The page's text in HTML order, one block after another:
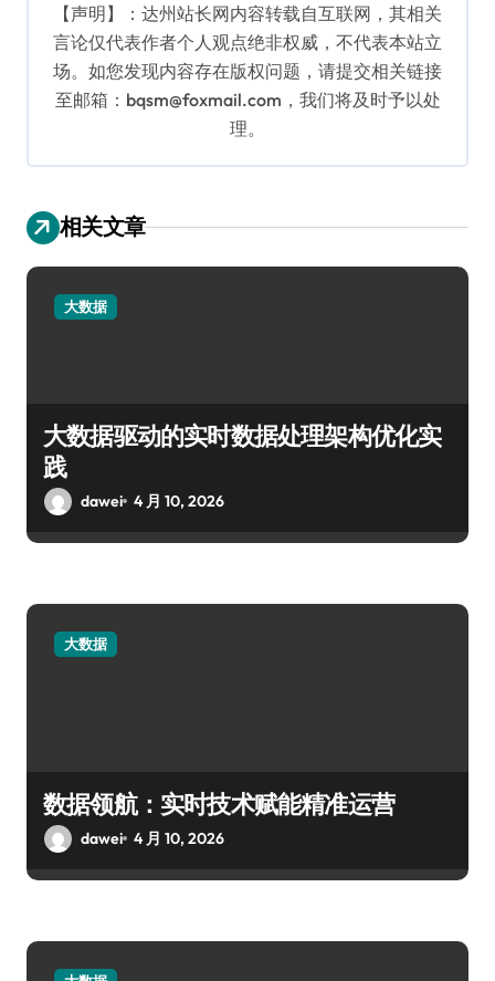
【声明】：达州站长网内容转载自互联网，其相关
言论仅代表作者个人观点绝非权威，不代表本站立
场。如您发现内容存在版权问题，请提交相关链接
至邮箱：bqsm@foxmail.com，我们将及时予以处
理。
相关文章
大数据
大数据驱动的实时数据处理架构优化实
践
dawei 4 月 10, 2026
大数据
数据领航：实时技术赋能精准运营
dawei 4 月 10, 2026